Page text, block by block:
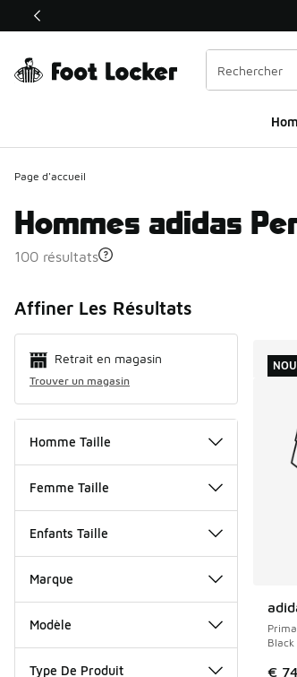
Ce lien ouvrira une nouvelle fenêtre
Page d'accueil
Hommes adidas
100 résultats
Affiner Les Résultats
Retrait en magasin
Trouver un magasin
Homme Taille
Femme Taille
Enfants Taille
Marque
Modèle
Type De Produit €